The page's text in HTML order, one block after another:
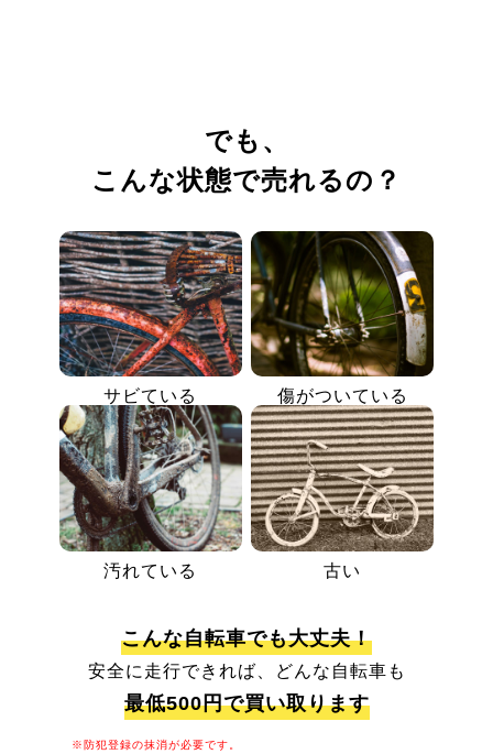
でも、
こんな状態で売れるの？
サビている 傷がついている
汚れている 古い
こんな自転車でも大丈夫！
安全に走行できれば、どんな自転車も
最低500円で買い取ります
※防犯登録の抹消が必要です。